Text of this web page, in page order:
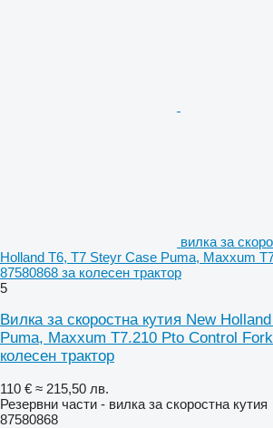
вилка за
Holland T6, T7 Steyr Case Puma, Maxxum
87580868 за колесен трактор
5
Вилка за скоростна кутия New
Puma, Maxxum T7.210 Pto Control
колесен трактор
110 € ≈ 215,50 лв.
Резервни части - вилка за скоростна кутия
87580868